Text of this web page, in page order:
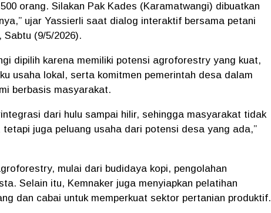
orang. Silakan Pak Kades (Karamatwangi) dibuatkan
ujar Yassierli saat dialog interaktif bersama petani
(9/5/2026).
dipilih karena memiliki potensi agroforestry yang kuat,
usaha lokal, serta komitmen pemerintah desa dalam
berbasis masyarakat.
dari hulu sampai hilir, sehingga masyarakat tidak
juga peluang usaha dari potensi desa yang ada,”
mulai dari budidaya kopi, pengolahan
Selain itu, Kemnaker juga menyiapkan pelatihan
dan cabai untuk memperkuat sektor pertanian produktif.